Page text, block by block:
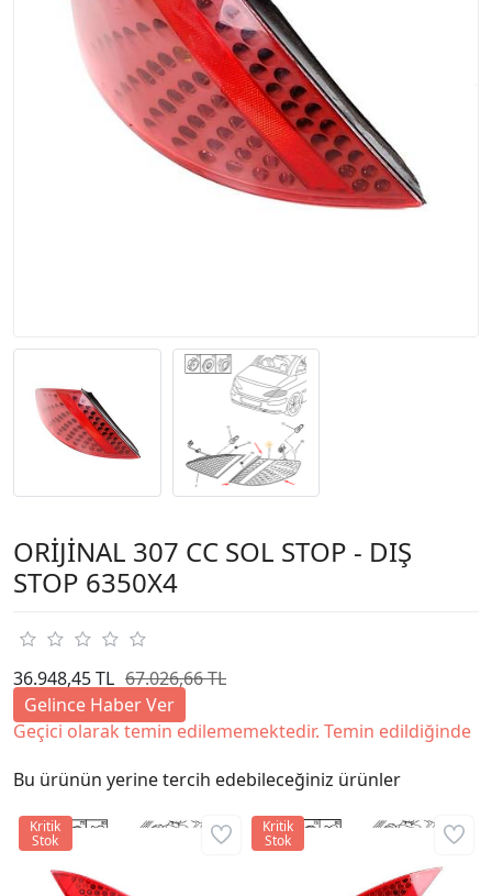
ORİJİNAL 307 CC SOL STOP - DIŞ
STOP 6350X4
36.948,45 TL 67.026,66 TL
Gelince Haber Ver
Geçici olarak temin edilememektedir. Temin edildiğinde
Bu ürünün yerine tercih edebileceğiniz ürünler
Kritik
Stok
Kritik
Stok